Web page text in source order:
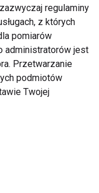
proteinowy z
buraków i
regulaminy
z których
pomiarów
administratorów jest
Przetwarzanie
podmiotów
Twojej